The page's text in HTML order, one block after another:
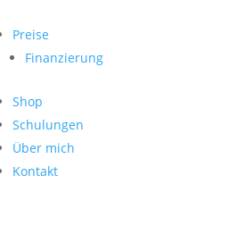
Preise
Finanzierung
Shop
Schulungen
Über mich
Kontakt
WordPress.org
Search
nach:
Archive
Kontakt
Impressum
Datenschutz